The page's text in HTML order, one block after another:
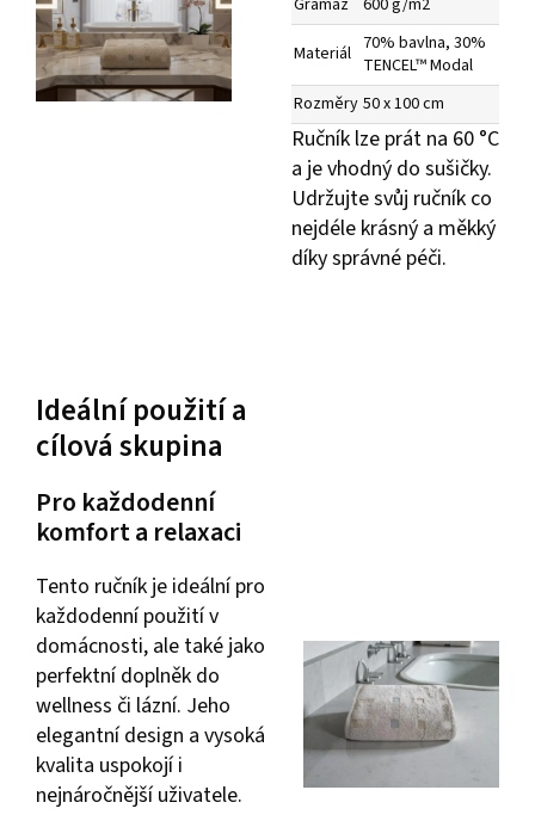
Materiál 70% bavlna, 30%
TENCEL™ Modal
Rozměry 50 x 100 cm
Ručník lze prát na 60 °C
a je vhodný do sušičky.
Udržujte svůj ručník co
nejdéle krásný a měkký
díky správné péči.
Ideální použití a
cílová skupina
Pro každodenní
komfort a relaxaci
Tento ručník je ideální pro
každodenní použití v
domácnosti, ale také jako
perfektní doplněk do
wellness či lázní. Jeho
elegantní design a vysoká
kvalita uspokojí i
nejnáročnější uživatele.